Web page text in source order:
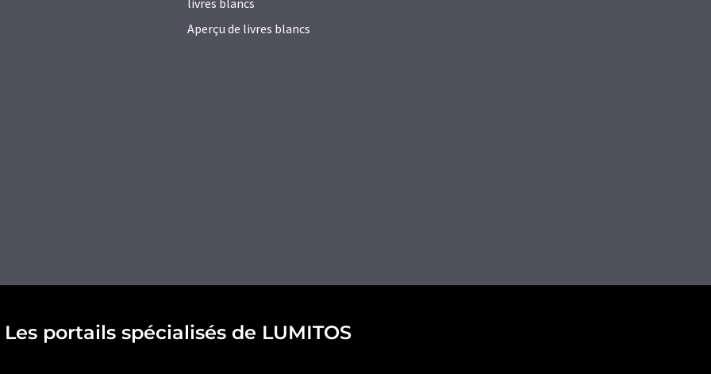
livres blancs
Aperçu de livres blancs
Les portails spécialisés de LUMITOS